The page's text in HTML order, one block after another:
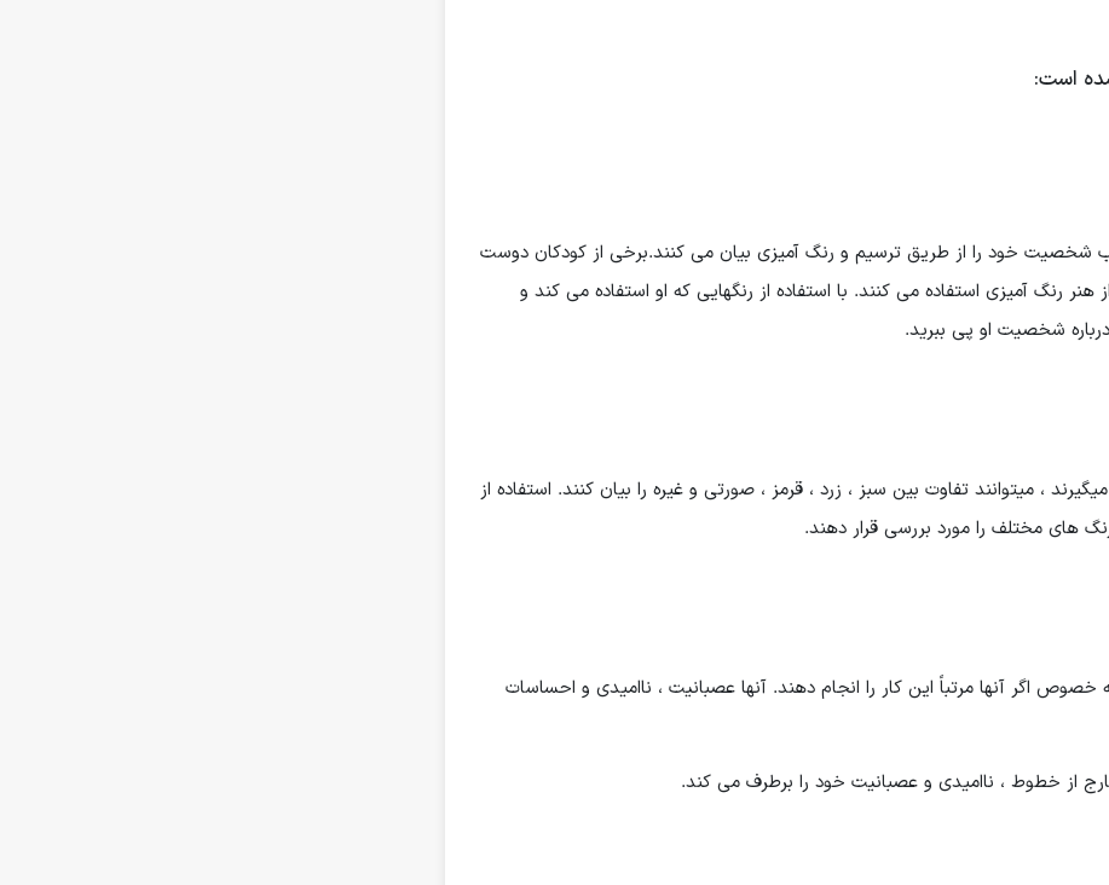
است:
شخصیت خود را از طریق ترسیم و رنگ آمیزی بیان می کنند.برخی از کودکان دوست
رنگ آمیزی استفاده می کنند. با استفاده از رنگهایی که او استفاده می کند و
شخصیت او پی ببرید.
، میتوانند تفاوت بین سبز ، زرد ، قرمز ، صورتی و غیره را بیان کنند. استفاده از
های مختلف را مورد بررسی قرار دهند.
اگر آنها مرتباً این کار را انجام دهند. آنها عصبانیت ، ناامیدی و احساسات
از خطوط ، ناامیدی و عصبانیت خود را برطرف می کند.